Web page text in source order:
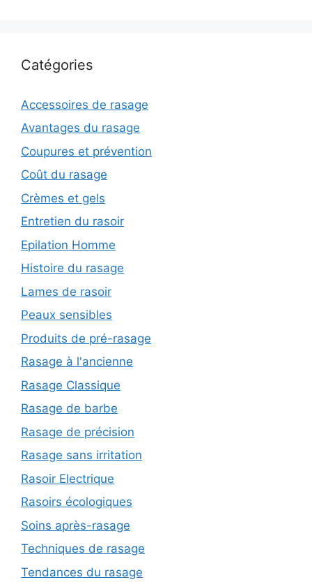
Catégories
Accessoires de rasage
Avantages du rasage
Coupures et prévention
Coût du rasage
Crèmes et gels
Entretien du rasoir
Epilation Homme
Histoire du rasage
Lames de rasoir
Peaux sensibles
Produits de pré-rasage
Rasage à l'ancienne
Rasage Classique
Rasage de barbe
Rasage de précision
Rasage sans irritation
Rasoir Electrique
Rasoirs écologiques
Soins après-rasage
Techniques de rasage
Tendances du rasage